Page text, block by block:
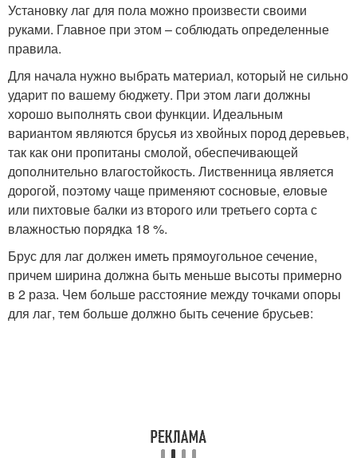
Установку лаг для пола можно произвести своими
руками. Главное при этом – соблюдать определенные
правила.
Для начала нужно выбрать материал, который не сильно
ударит по вашему бюджету. При этом лаги должны
хорошо выполнять свои функции. Идеальным
вариантом являются брусья из хвойных пород деревьев,
так как они пропитаны смолой, обеспечивающей
дополнительно влагостойкость. Лиственница является
дорогой, поэтому чаще применяют сосновые, еловые
или пихтовые балки из второго или третьего сорта с
влажностью порядка 18 %.
Брус для лаг должен иметь прямоугольное сечение,
причем ширина должна быть меньше высоты примерно
в 2 раза. Чем больше расстояние между точками опоры
для лаг, тем больше должно быть сечение брусьев: